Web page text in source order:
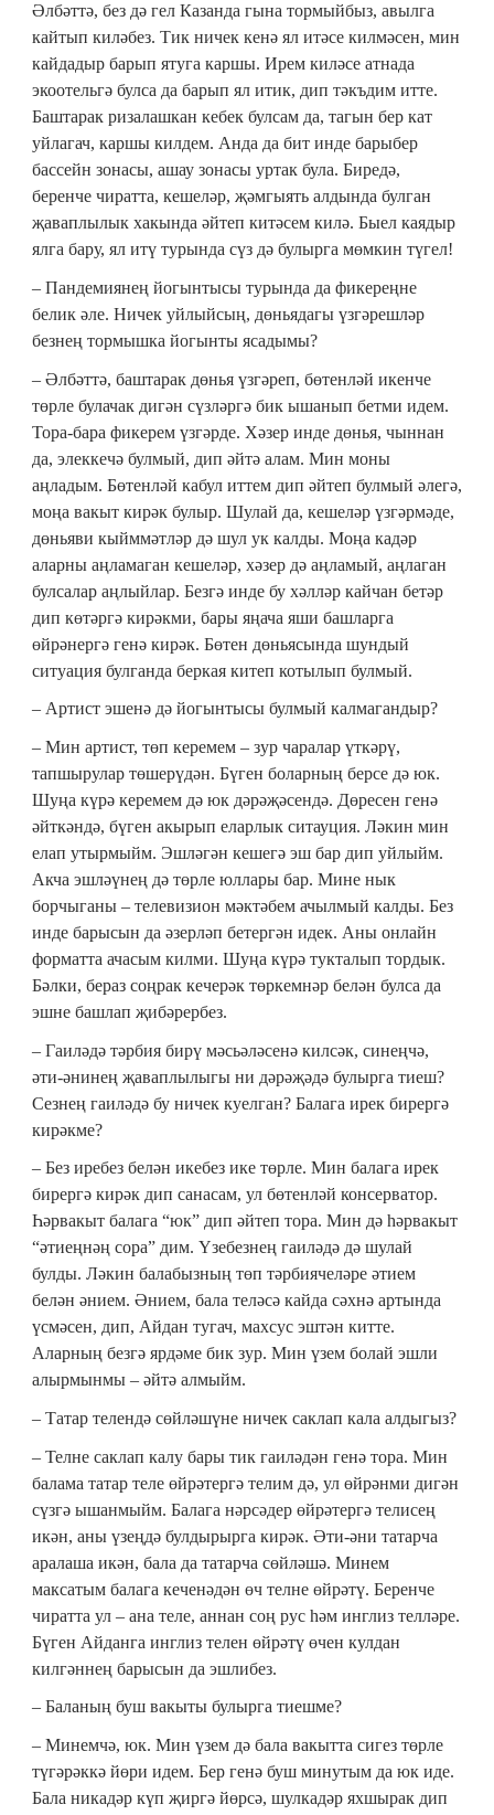
Әлбәттә, без дә гел Казанда гына тормыйбыз, авылга
кайтып киләбез. Тик ничек кенә ял итәсе килмәсен, мин
кайдадыр барып ятуга каршы. Ирем киләсе атнада
экоотельгә булса да барып ял итик, дип тәкъдим итте.
Баштарак ризалашкан кебек булсам да, тагын бер кат
уйлагач, каршы килдем. Анда да бит инде барыбер
бассейн зонасы, ашау зонасы уртак була. Биредә,
беренче чиратта, кешеләр, җәмгыять алдында булган
җаваплылык хакында әйтеп китәсем килә. Быел каядыр
ялга бару, ял итү турында сүз дә булырга мөмкин түгел!
– Пандемиянең йогынтысы турында да фикереңне
белик әле. Ничек уйлыйсың, дөньядагы үзгәрешләр
безнең тормышка йогынты ясадымы?
– Әлбәттә, баштарак дөнья үзгәреп, бөтенләй икенче
төрле булачак дигән сүзләргә бик ышанып бетми идем.
Тора-бара фикерем үзгәрде. Хәзер инде дөнья, чыннан
да, элеккечә булмый, дип әйтә алам. Мин моны
аңладым. Бөтенләй кабул иттем дип әйтеп булмый әлегә,
моңа вакыт кирәк булыр. Шулай да, кешеләр үзгәрмәде,
дөньяви кыйммәтләр дә шул ук калды. Моңа кадәр
аларны аңламаган кешеләр, хәзер дә аңламый, аңлаган
булсалар аңлыйлар. Безгә инде бу хәлләр кайчан бетәр
дип көтәргә кирәкми, бары яңача яши башларга
өйрәнергә генә кирәк. Бөтен дөньясында шундый
ситуация булганда беркая китеп котылып булмый.
– Артист эшенә дә йогынтысы булмый калмагандыр?
– Мин артист, төп керемем – зур чаралар үткәрү,
тапшырулар төшерүдән. Бүген боларның берсе дә юк.
Шуңа күрә керемем дә юк дәрәҗәсендә. Дөресен генә
әйткәндә, бүген акырып еларлык ситауция. Ләкин мин
елап утырмыйм. Эшләгән кешегә эш бар дип уйлыйм.
Акча эшләүнең дә төрле юллары бар. Мине нык
борчыганы – телевизион мәктәбем ачылмый калды. Без
инде барысын да әзерләп бетергән идек. Аны онлайн
форматта ачасым килми. Шуңа күрә тукталып тордык.
Бәлки, бераз соңрак кечерәк төркемнәр белән булса да
эшне башлап җибәрербез.
– Гаиләдә тәрбия бирү мәсьәләсенә килсәк, синеңчә,
әти-әнинең җаваплылыгы ни дәрәҗәдә булырга тиеш?
Сезнең гаиләдә бу ничек куелган? Балага ирек бирергә
кирәкме?
– Без иребез белән икебез ике төрле. Мин балага ирек
бирергә кирәк дип санасам, ул бөтенләй консерватор.
Һәрвакыт балага “юк” дип әйтеп тора. Мин дә һәрвакыт
“әтиеңнәң сора” дим. Үзебезнең гаиләдә дә шулай
булды. Ләкин балабызның төп тәрбиячеләре әтием
белән әнием. Әнием, бала теләсә кайда сәхнә артында
үсмәсен, дип, Айдан тугач, махсус эштән китте.
Аларның безгә ярдәме бик зур. Мин үзем болай эшли
алырмынмы – әйтә алмыйм.
– Татар телендә сөйләшүне ничек саклап кала алдыгыз?
– Телне саклап калу бары тик гаиләдән генә тора. Мин
балама татар теле өйрәтергә телим дә, ул өйрәнми дигән
сүзгә ышанмыйм. Балага нәрсәдер өйрәтергә телисең
икән, аны үзеңдә булдырырга кирәк. Әти-әни татарча
аралаша икән, бала да татарча сөйләшә. Минем
максатым балага кеченәдән өч телне өйрәтү. Беренче
чиратта ул – ана теле, аннан соң рус һәм инглиз телләре.
Бүген Айданга инглиз телен өйрәтү өчен кулдан
килгәннең барысын да эшлибез.
– Баланың буш вакыты булырга тиешме?
– Минемчә, юк. Мин үзем дә бала вакытта сигез төрле
түгәрәккә йөри идем. Бер генә буш минутым да юк иде.
Бала никадәр күп җиргә йөрсә, шулкадәр яхшырак дип